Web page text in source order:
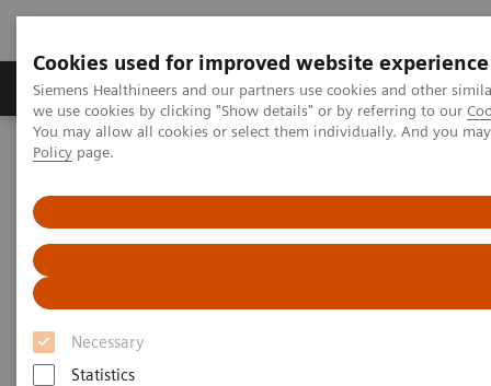
Cookies used for improved website experience
Siemens Healthineers and our partners use cookies and other
we use cookies by clicking "Show details" or by referring to our
You may allow all cookies or select them individually. And you
Policy page.
Necessary
Statistics
Productos y servicios Especialidades Clínicas
Siemens Healthineers Latinoamérica
Get a Recommendation for your MRI System
Get a Recommendation for your
MRI System